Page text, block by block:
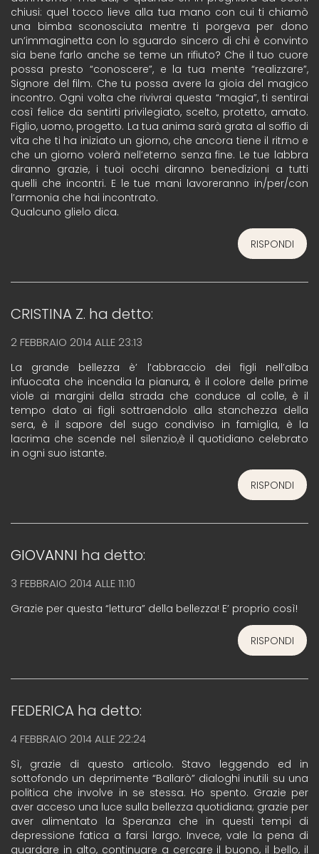
chiusi: quel tocco lieve alla tua mano con cui ti chiamò
una bimba sconosciuta mentre ti porgeva per dono
un’immaginetta con lo sguardo sincero di chi è convinto
sia bene farlo anche se teme un rifiuto? Che il tuo cuore
possa presto “conoscere”, e la tua mente “realizzare”,
Signore del film. Che tu possa avere la gioia del magico
incontro. Ogni volta che rivivrai questa “magia”, ti sentirai
così felice da sentirti privilegiato, scelto, protetto, amato.
Figlio, uomo, progetto. La tua anima sarà grata al soffio di
vita che ti ha iniziato un giorno, che ancora tiene il ritmo e
che un giorno volerà nell’eterno senza fine. Le tue labbra
diranno grazie, i tuoi occhi diranno benedizioni a tutti
quelli che incontri. E le tue mani lavoreranno in/per/con
l’armonia che hai incontrato.
Qualcuno glielo dica.
RISPONDI
CRISTINA Z. ha detto:
2 FEBBRAIO 2014 ALLE 23:13
La grande bellezza è’ l’abbraccio dei figli nell’alba
infuocata che incendia la pianura, è il colore delle prime
viole ai margini della strada che conduce al colle, è il
tempo dato ai figli sottraendolo alla stanchezza della
sera, è il sapore del sugo condiviso in famiglia, è la
lacrima che scende nel silenzio,è il quotidiano celebrato
in ogni suo istante.
RISPONDI
GIOVANNI ha detto:
3 FEBBRAIO 2014 ALLE 11:10
Grazie per questa “lettura” della bellezza! E’ proprio così!
RISPONDI
FEDERICA ha detto:
4 FEBBRAIO 2014 ALLE 22:24
Sì, grazie di questo articolo. Stavo leggendo ed in
sottofondo un deprimente “Ballarò” dialoghi inutili su una
politica che involve in se stessa. Ho spento. Grazie per
aver acceso una luce sulla bellezza quotidiana; grazie per
aver alimentato la Speranza che in questi tempi di
depressione fatica a farsi largo. Invece, vale la pena di
guardare in alto, continuare a cercare il buono, il bello, il